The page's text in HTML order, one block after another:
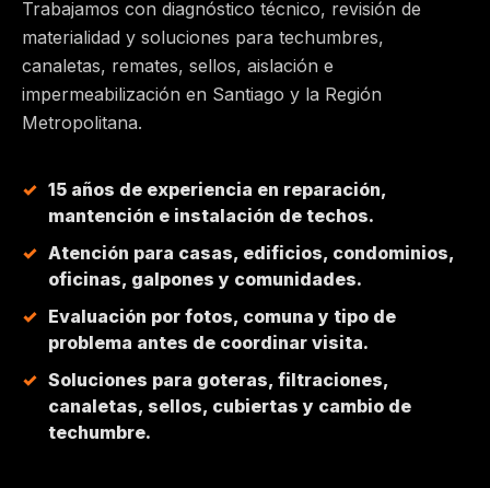
MAIPÚ
PEÑALOLÉN
QUILICURA
COLINA
CHICUREO
Trabajamos con diagnóstico técnico, revisión de
materialidad y soluciones para techumbres,
canaletas, remates, sellos, aislación e
impermeabilización en Santiago y la Región
Metropolitana.
15 años de experiencia en reparación,
mantención e instalación de techos.
Atención para casas, edificios, condominios,
oficinas, galpones y comunidades.
Evaluación por fotos, comuna y tipo de
problema antes de coordinar visita.
Soluciones para goteras, filtraciones,
canaletas, sellos, cubiertas y cambio de
techumbre.